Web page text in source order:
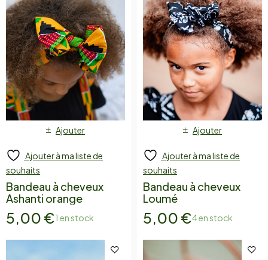
Ajouter
Ajouter à ma liste de
souhaits
Bandeau à cheveux
Ashanti orange
5,00 €1 en stock
Ajouter
Ajouter à ma liste de
souhaits
Bandeau à cheveux
Loumé
5,00 €4 en stock